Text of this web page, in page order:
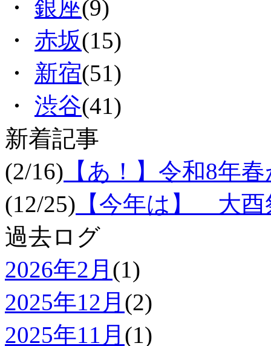
・ 銀座(9)
・ 赤坂(15)
・ 新宿(51)
・ 渋谷(41)
新着記事
(2/16) 【あ！】令和8年
(12/25) 【今年は】 大
過去ログ
2026年2月 (1)
2025年12月 (2)
2025年11月 (1)